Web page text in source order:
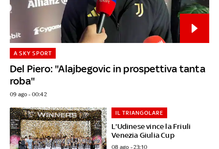
Del Piero: "Alajbegovic in prospettiva tanta
roba"
A SKY SPORT
09 ago - 00:42
L'Udinese vince la Friuli
Venezia Giulia Cup
IL TRIANGOLARE
08 ago - 23:10